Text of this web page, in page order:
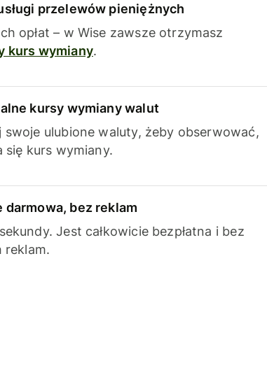
przelewów pieniężnych
opłat – w Wise zawsze otrzymasz
kurs wymiany.
kursy wymiany walut
swoje ulubione waluty, żeby obserwować,
się kurs wymiany.
darmowa, bez reklam
Jest całkowicie bezpłatna i bez
reklam.